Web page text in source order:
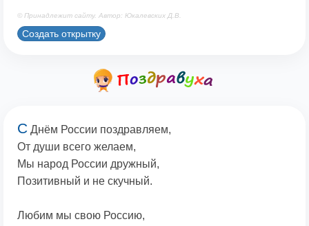
© Принадлежит сайту. Автор: Юкалевских Д.В.
Создать открытку
С Днём России поздравляем,
От души всего желаем,
Мы народ России дружный,
Позитивный и не скучный.
Любим мы свою Россию,